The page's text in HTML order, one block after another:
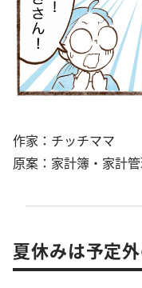
作家：チッチママ
原案：家計簿・家計
夏休みは予定